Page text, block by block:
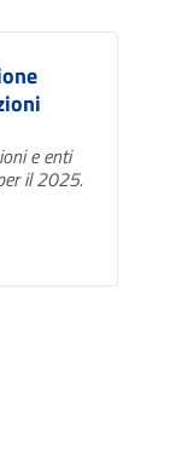
e enti
il 2025.